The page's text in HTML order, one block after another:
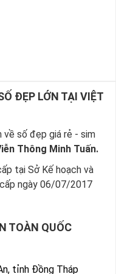
ĐẸP LỚN TẠI VIỆT
về số đẹp giá rẻ - sim
Thông Minh Tuấn.
tại Sở Kế hoạch và
ngày 06/07/2017
TOÀN QUỐC
tỉnh Đồng Tháp